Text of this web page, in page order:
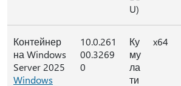
U)
Контейнер
на Windows
Server 2025
Windows
10.0.261
00.3269
0
Ку
му
ла
ти
x64